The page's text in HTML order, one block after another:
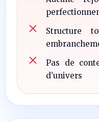
Structure
Pas de
d’univers